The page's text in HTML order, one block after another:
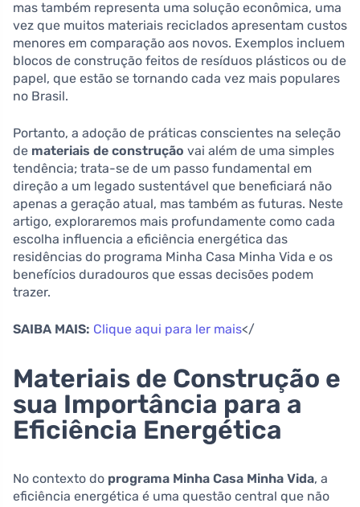
mas também representa uma solução econômica, uma
vez que muitos materiais reciclados apresentam custos
menores em comparação aos novos. Exemplos incluem
blocos de construção feitos de resíduos plásticos ou de
papel, que estão se tornando cada vez mais populares
no Brasil.
Portanto, a adoção de práticas conscientes na seleção
de materiais de construção vai além de uma simples
tendência; trata-se de um passo fundamental em
direção a um legado sustentável que beneficiará não
apenas a geração atual, mas também as futuras. Neste
artigo, exploraremos mais profundamente como cada
escolha influencia a eficiência energética das
residências do programa Minha Casa Minha Vida e os
benefícios duradouros que essas decisões podem
trazer.
SAIBA MAIS: Clique aqui para ler mais</
Materiais de Construção e
sua Importância para a
Eficiência Energética
No contexto do programa Minha Casa Minha Vida, a
eficiência energética é uma questão central que não